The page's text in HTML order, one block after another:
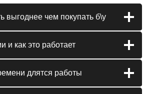
выгоднее чем покупать б\у
и как это работает
длятся работы